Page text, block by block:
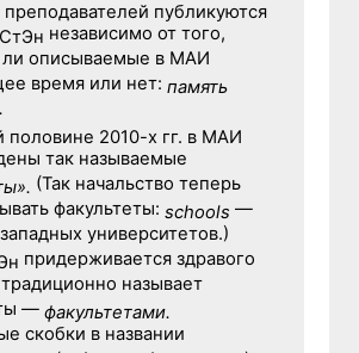
публикуются
СтЭн независимо от того,
ли описываемые в МАИ
время или нет: память
половине 2010-х гг. в МАИ
так называемые
(Так начальство теперь
факультеты: schools —
университетов.)
придерживается здравого
называет
— факультетами.
скобки в названии